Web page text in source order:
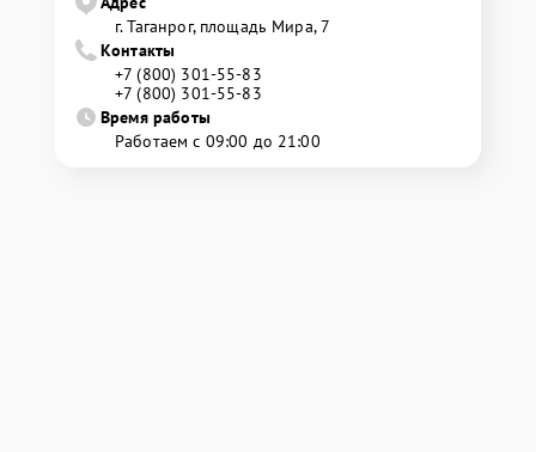
г. Таганрог, площадь Мира, 7
Контакты
+7 (800) 301-55-83
+7 (800) 301-55-83
Время работы
Работаем с 09:00 до 21:00